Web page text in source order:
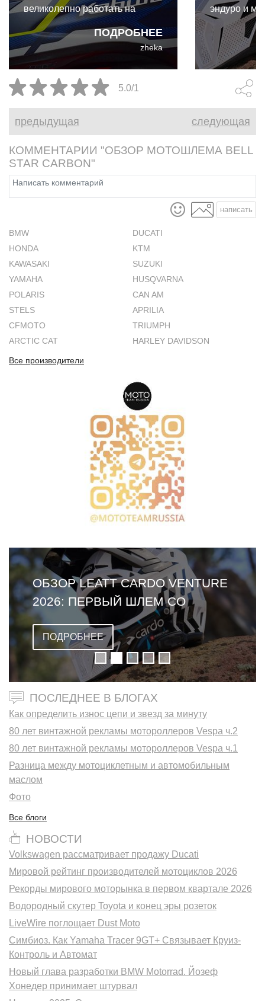
ПОДРОБНЕЕ
великолепно работать на
улице. И даже для такого
райдера выходного дня, как я,
преимущества Kabuto F-17 GP
абсолютно реальны и
неоспоримы.
zheka
эндуро и
Cardo и
собой
бездорожья.
5.0/1
предыдущая следующая
КОММЕНТАРИИ "ОБЗОР МОТОШЛЕМА BELL
STAR CARBON"
написать
BMW
DUCATI
HONDA
KTM
KAWASAKI
SUZUKI
YAMAHA
HUSQVARNA
POLARIS
CAN AM
STELS
APRILIA
CFMOTO
TRIUMPH
ARCTIC CAT
HARLEY DAVIDSON
Все производители
ОБЗОР LEATT CARDO VENTURE
2026: ПЕРВЫЙ ШЛЕМ СО
ВСТРОЕННОЙ ГАРНИТУРОЙ
ПОДРОБНЕЕ
ПОСЛЕДНЕЕ В БЛОГАХ
Как определить износ цепи и звезд за минуту
80 лет винтажной рекламы мотороллеров Vespa ч.2
80 лет винтажной рекламы мотороллеров Vespa ч.1
Разница между мотоциклетным и автомобильным
маслом
Фото
Все блоги
НОВОСТИ
Volkswagen рассматривает продажу Ducati
Мировой рейтинг производителей мотоциклов 2026
Рекорды мирового моторынка в первом квартале 2026
Водородный скутер Toyota и конец эры розеток
LiveWire поглощает Dust Moto
Симбиоз. Как Yamaha Tracer 9GT+ Связывает Круиз-
Контроль и Автомат
Новый глава разработки BMW Motorrad. Йозеф
Хонедер принимает штурвал